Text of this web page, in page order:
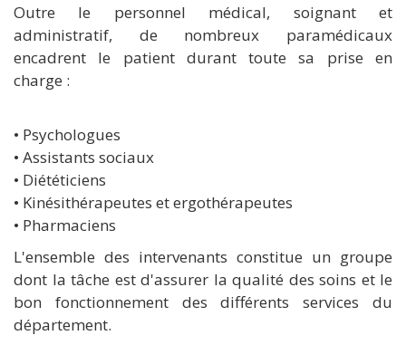
Outre le personnel médical, soignant et
administratif, de nombreux paramédicaux
encadrent le patient durant toute sa prise en
charge :
• Psychologues
• Assistants sociaux
• Diététiciens
• Kinésithérapeutes et ergothérapeutes
• Pharmaciens
L'ensemble des intervenants constitue un groupe
dont la tâche est d'assurer la qualité des soins et le
bon fonctionnement des différents services du
département.